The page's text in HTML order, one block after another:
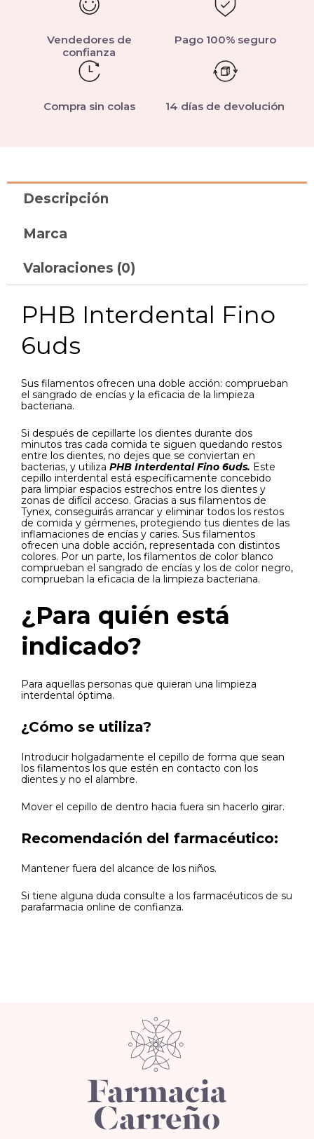
Vendedores de
confianza
Pago 100% seguro
Compra sin colas 14 días de devolución
Descripción
Marca
Valoraciones (0)
PHB Interdental Fino
6uds
Sus filamentos ofrecen una doble acción: comprueban
el sangrado de encías y la eficacia de la limpieza
bacteriana.
Si después de cepillarte los dientes durante dos
minutos tras cada comida te siguen quedando restos
entre los dientes, no dejes que se conviertan en
bacterias, y utiliza PHB Interdental Fino 6uds. Este
cepillo interdental está específicamente concebido
para limpiar espacios estrechos entre los dientes y
zonas de difícil acceso. Gracias a sus filamentos de
Tynex, conseguirás arrancar y eliminar todos los restos
de comida y gérmenes, protegiendo tus dientes de las
inflamaciones de encías y caries. Sus filamentos
ofrecen una doble acción, representada con distintos
colores. Por un parte, los filamentos de color blanco
comprueban el sangrado de encías y los de color negro,
comprueban la eficacia de la limpieza bacteriana.
¿Para quién está
indicado?
Para aquellas personas que quieran una limpieza
interdental óptima.
¿Cómo se utiliza?
Introducir holgadamente el cepillo de forma que sean
los filamentos los que estén en contacto con los
dientes y no el alambre.
Mover el cepillo de dentro hacia fuera sin hacerlo girar.
Recomendación del farmacéutico:
Mantener fuera del alcance de los niños.
Si tiene alguna duda consulte a los farmacéuticos de su
parafarmacia online de confianza.